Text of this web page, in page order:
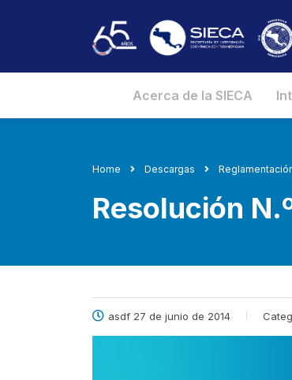
Acerca de la SIECA
Home Descargas
Resolución
asdf 27 de junio de 2014